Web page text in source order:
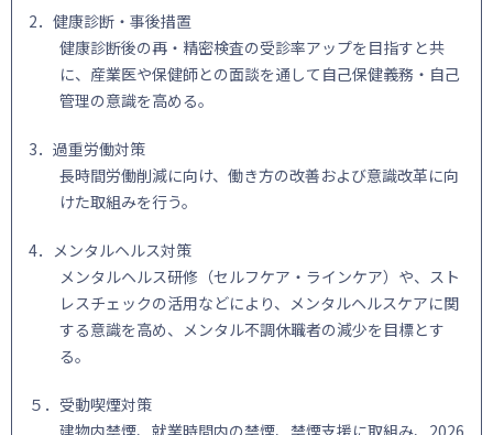
2．健康診断・事後措置
健康診断後の再・精密検査の受診率アップを目指すと共
に、産業医や保健師との面談を通して自己保健義務・自己
管理の意識を高める。
3．過重労働対策
長時間労働削減に向け、働き方の改善および意識改革に向
けた取組みを行う。
4．メンタルヘルス対策
メンタルヘルス研修（セルフケア・ラインケア）や、スト
レスチェックの活用などにより、メンタルヘルスケアに関
する意識を高め、メンタル不調休職者の減少を目標とす
る。
５．受動喫煙対策